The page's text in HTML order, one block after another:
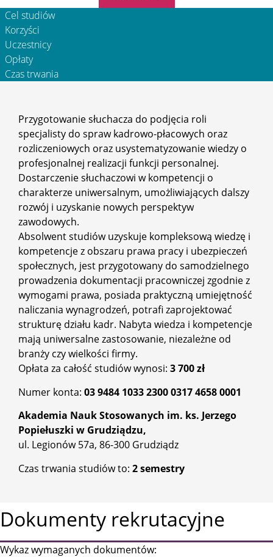
Cel studiów
Korzyści
Uczestnicy
Opłaty
Czas trwania
Przygotowanie słuchacza do podjęcia roli
specjalisty do spraw kadrowo-płacowych oraz
rozliczeniowych oraz usystematyzowanie wiedzy o
profesjonalnej realizacji funkcji personalnej.
Dostarczenie słuchaczowi w kompetencji o
charakterze uniwersalnym, umożliwiających dalszy
rozwój i uzyskanie nowych perspektyw
zawodowych.
Absolwent studiów uzyskuje kompleksową wiedzę i
kompetencje z obszaru prawa pracy i ubezpieczeń
społecznych, jest przygotowany do samodzielnego
prowadzenia dokumentacji pracowniczej zgodnie z
wymogami prawa, posiada praktyczną umiejętność
naliczania wynagrodzeń, potrafi zaprojektować
strukturę działu kadr. Nabyta wiedza i kompetencje
mają uniwersalne zastosowanie, niezależne od
branży czy wielkości firmy.
Opłata za całość studiów wynosi: 3 700 zł
Numer konta: 03 9484 1033 2300 0317 4658 0001
Akademia Nauk Stosowanych im. ks. Jerzego
Popiełuszki w Grudziądzu,
ul. Legionów 57a, 86-300 Grudziądz
Czas trwania studiów to: 2 semestry
Dokumenty rekrutacyjne
Wykaz wymaganych dokumentów: